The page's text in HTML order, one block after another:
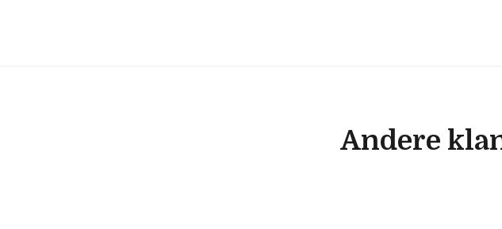
Andere